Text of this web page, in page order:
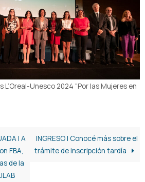
L’Oreal-Unesco 2024 “Por las Mujeres en
| A
FBA,
de la
INGRESO | Conocé más sobre el
trámite de inscripción tardía